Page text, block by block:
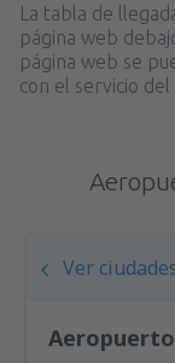
La tabla de
página web
página web se
con el servicio
Ver